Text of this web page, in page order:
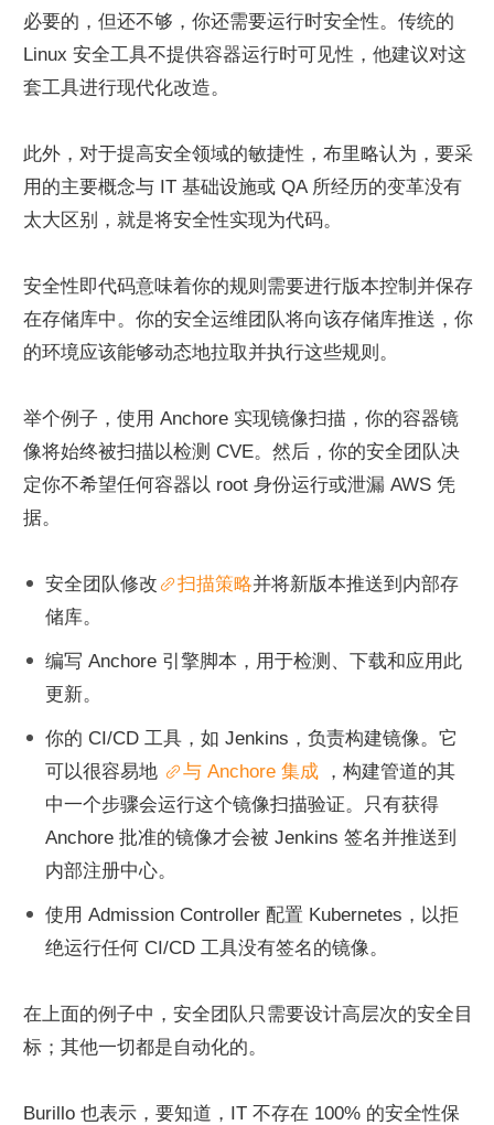
必要的，但还不够，你还需要运行时安全性。传统的
Linux 安全工具不提供容器运行时可见性，他建议对这
套工具进行现代化改造。
此外，对于提高安全领域的敏捷性，布里略认为，要采
用的主要概念与 IT 基础设施或 QA 所经历的变革没有
太大区别，就是将安全性实现为代码。
安全性即代码意味着你的规则需要进行版本控制并保存
在存储库中。你的安全运维团队将向该存储库推送，你
的环境应该能够动态地拉取并执行这些规则。
举个例子，使用 Anchore 实现镜像扫描，你的容器镜
像将始终被扫描以检测 CVE。然后，你的安全团队决
定你不希望任何容器以 root 身份运行或泄漏 AWS 凭
据。
安全团队修改 扫描策略并将新版本推送到内部存
储库。
编写 Anchore 引擎脚本，用于检测、下载和应用此
更新。
你的 CI/CD 工具，如 Jenkins，负责构建镜像。它
可以很容易地
与 Anchore 集成 ，构建管道的其
中一个步骤会运行这个镜像扫描验证。只有获得
Anchore 批准的镜像才会被 Jenkins 签名并推送到
内部注册中心。
使用 Admission Controller 配置 Kubernetes，以拒
绝运行任何 CI/CD 工具没有签名的镜像。
在上面的例子中，安全团队只需要设计高层次的安全目
标；其他一切都是自动化的。
Burillo 也表示，要知道，IT 不存在 100% 的安全性保